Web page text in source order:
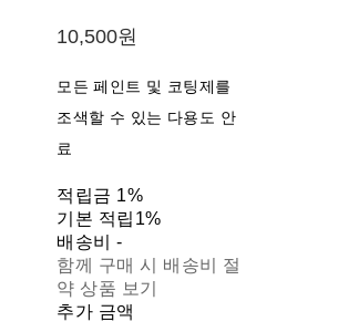
10,500원
모든 페인트 및 코팅제를
조색할 수 있는 다용도 안
료
적립금 1%
기본 적립 1%
배송비-
함께 구매 시 배송비 절
약 상품 보기
추가 금액